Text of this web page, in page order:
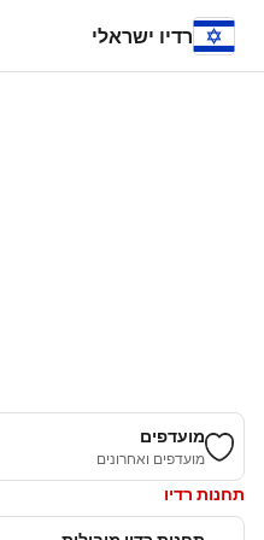
רדיו ישראלי
מועדפים
מועדפים ואחרונים
תחנות רדיו